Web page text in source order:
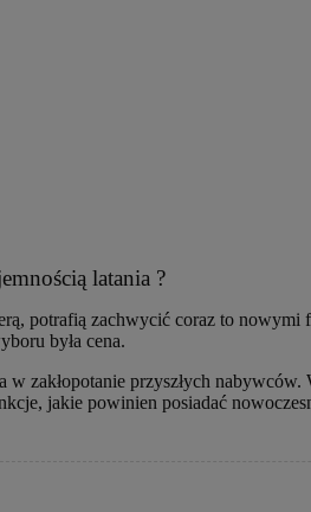
latania ?
potrafią zachwycić coraz to
była cena.
zakłopotanie przyszłych
jakie powinien posiadać